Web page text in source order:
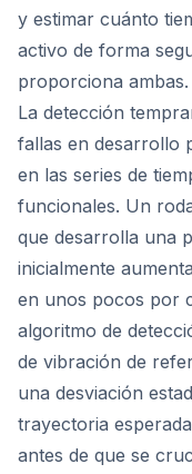
y estimar cuánto
activo de forma
proporciona ambas.
La detección
fallas en desarrollo
en las series de
funcionales. Un
que desarrolla una
inicialmente
en unos pocos por
algoritmo de
de vibración de
una desviación
trayectoria
antes de que se